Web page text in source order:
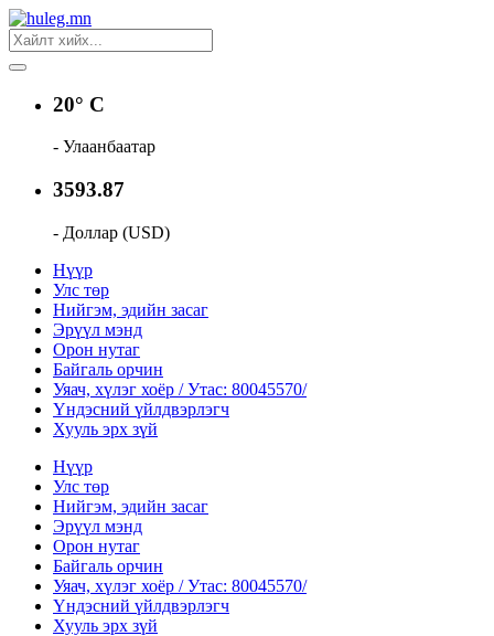
20° C
- Улаанбаатар
3593.87
- Доллар (USD)
Нүүр
Улс төр
Нийгэм, эдийн засаг
Эрүүл мэнд
Орон нутаг
Байгаль орчин
Уяач, хүлэг хоёр / Утас: 80045570/
Үндэсний үйлдвэрлэгч
Хууль эрх зүй
Нүүр
Улс төр
Нийгэм, эдийн засаг
Эрүүл мэнд
Орон нутаг
Байгаль орчин
Уяач, хүлэг хоёр / Утас: 80045570/
Үндэсний үйлдвэрлэгч
Хууль эрх зүй